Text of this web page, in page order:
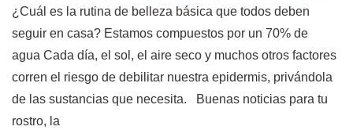
¿Cuál es la rutina de belleza básica que todos deben
seguir en casa? Estamos compuestos por un 70% de
agua Cada día, el sol, el aire seco y muchos otros factores
corren el riesgo de debilitar nuestra epidermis, privándola
de las sustancias que necesita. Buenas noticias para tu
rostro, la